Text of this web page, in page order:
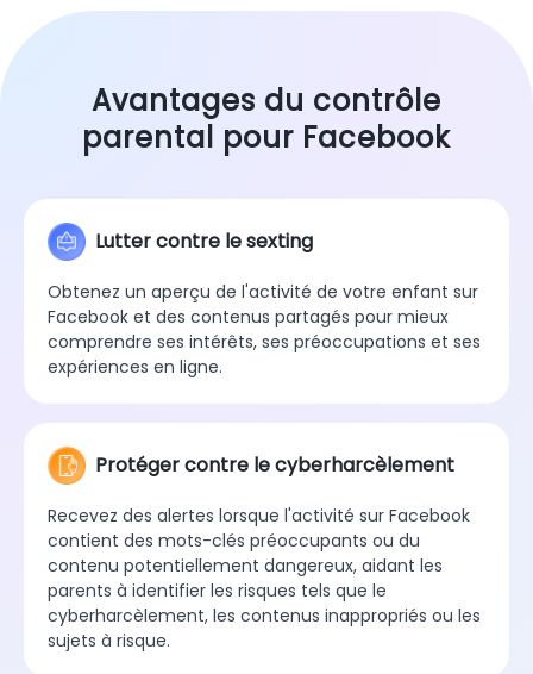
Avantages du contrôle
parental pour Facebook
Lutter contre le sexting
Obtenez un aperçu de l'activité de votre enfant sur
Facebook et des contenus partagés pour mieux
comprendre ses intérêts, ses préoccupations et ses
expériences en ligne.
Protéger contre le cyberharcèlement
Recevez des alertes lorsque l'activité sur Facebook
contient des mots-clés préoccupants ou du
contenu potentiellement dangereux, aidant les
parents à identifier les risques tels que le
cyberharcèlement, les contenus inappropriés ou les
sujets à risque.